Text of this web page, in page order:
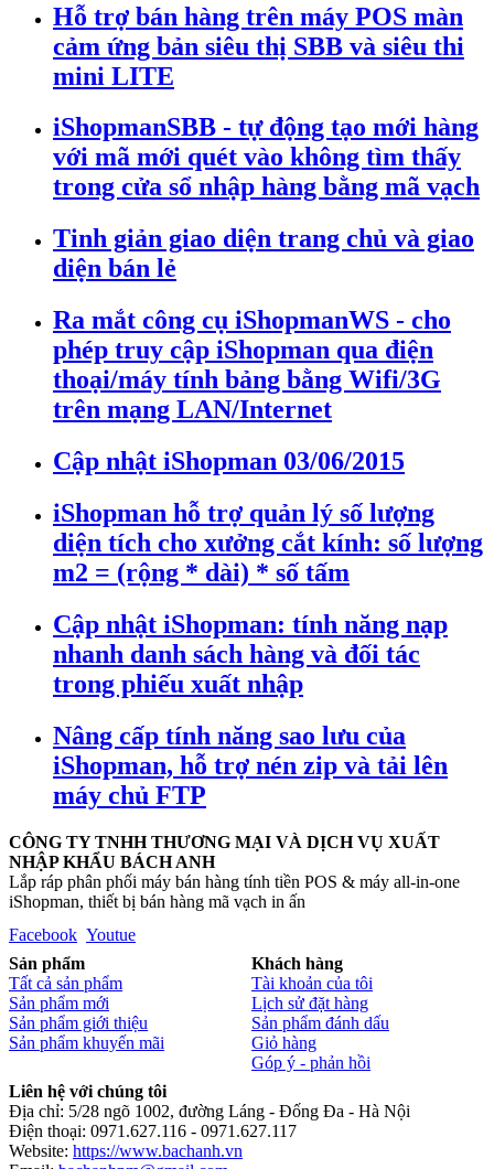
Hỗ trợ bán hàng trên máy POS màn
cảm ứng bản siêu thị SBB và siêu thi
mini LITE
iShopmanSBB - tự động tạo mới hàng
với mã mới quét vào không tìm thấy
trong cửa sổ nhập hàng bằng mã vạch
Tinh giản giao diện trang chủ và giao
diện bán lẻ
Ra mắt công cụ iShopmanWS - cho
phép truy cập iShopman qua điện
thoại/máy tính bảng bằng Wifi/3G
trên mạng LAN/Internet
Cập nhật iShopman 03/06/2015
iShopman hỗ trợ quản lý số lượng
diện tích cho xưởng cắt kính: số lượng
m2 = (rộng * dài) * số tấm
Cập nhật iShopman: tính năng nạp
nhanh danh sách hàng và đối tác
trong phiếu xuất nhập
Nâng cấp tính năng sao lưu của
iShopman, hỗ trợ nén zip và tải lên
máy chủ FTP
CÔNG TY TNHH THƯƠNG MẠI VÀ DỊCH VỤ XUẤT
NHẬP KHẨU BÁCH ANH
Lắp ráp phân phối máy bán hàng tính tiền POS & máy all-in-one
iShopman, thiết bị bán hàng mã vạch in ấn
Facebook Youtue
Sản phẩm
Tất cả sản phẩm
Sản phẩm mới
Sản phẩm giới thiệu
Sản phẩm khuyến mãi
Khách hàng
Tài khoản của tôi
Lịch sử đặt hàng
Sản phẩm đánh dấu
Giỏ hàng
Góp ý - phản hồi
Liên hệ với chúng tôi
Địa chỉ: 5/28 ngõ 1002, đường Láng - Đống Đa - Hà Nội
Điện thoại: 0971.627.116 - 0971.627.117
Website: https://www.bachanh.vn